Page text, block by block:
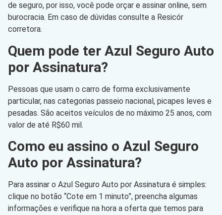
de seguro, por isso, você pode orçar e assinar online, sem
burocracia. Em caso de dúvidas consulte a Resicór
corretora.
Quem pode ter Azul Seguro Auto
por Assinatura?
Pessoas que usam o carro de forma exclusivamente
particular, nas categorias passeio nacional, picapes leves e
pesadas. São aceitos veículos de no máximo 25 anos, com
valor de até R$60 mil.
Como eu assino o Azul Seguro
Auto por Assinatura?
Para assinar o Azul Seguro Auto por Assinatura é simples:
clique no botão “Cote em 1 minuto”, preencha algumas
informações e verifique na hora a oferta que temos para